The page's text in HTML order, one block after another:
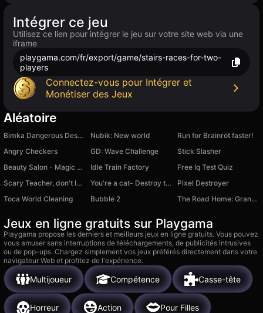
Intégrer ce jeu
Utilisez ce lien pour intégrer le jeu sur votre site web via une
iframe
playgama.com/fr/export/game/stairs-races-for-two-
players
Connectez-vous pour Intégrer et
Monétiser des Jeux
Aléatoire
Bimka Dangerous Descent 2!!! Nubik: New world
Run for Brainrot faster!
Angry Checkers
GD: Wave Challenge
Stick Slasher
Beauty Salon - Magic Princess
Idle Train Factory
Free Iq Test Quiz
Scary Teacher, don't let the students escape!
You're a cat- Destroy the house
Pixel Destroyer
Toca World Cleaning
Bubble 2 The Road Home: Granny Escape
Jeux en ligne gratuits sur Playgama
Playgama propose les derniers et meilleurs jeux en ligne gratuits. Vous pouvez
vous amuser sans interruptions de téléchargements, de publicités intrusives
ou de pop-ups. Chargez simplement vos jeux préférés directement dans votre
navigateur Web et profitez de l'expérience.
Multijoueur Compétence Casse-tête
Horreur Action Pour Filles